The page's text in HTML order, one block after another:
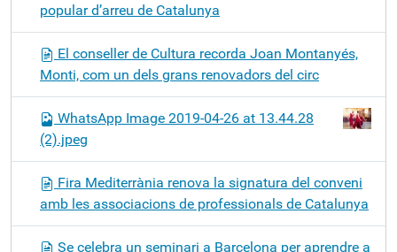
popular d’arreu de Catalunya
El conseller de Cultura recorda Joan Montanyés,
Monti, com un dels grans renovadors del circ
WhatsApp Image 2019-04-26 at 13.44.28
(2).jpeg
Fira Mediterrània renova la signatura del conveni
amb les associacions de professionals de Catalunya
Se celebra un seminari a Barcelona per aprendre a